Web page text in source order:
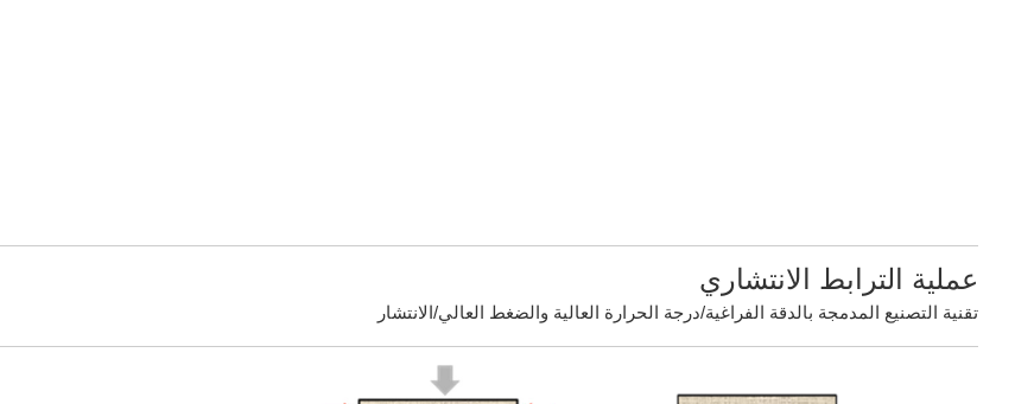
عملية الترابط الانتشاري
تقنية التصنيع المدمجة بالدقة الفراغية/درجة الحرارة العالية والضغط العالي/الانتشار